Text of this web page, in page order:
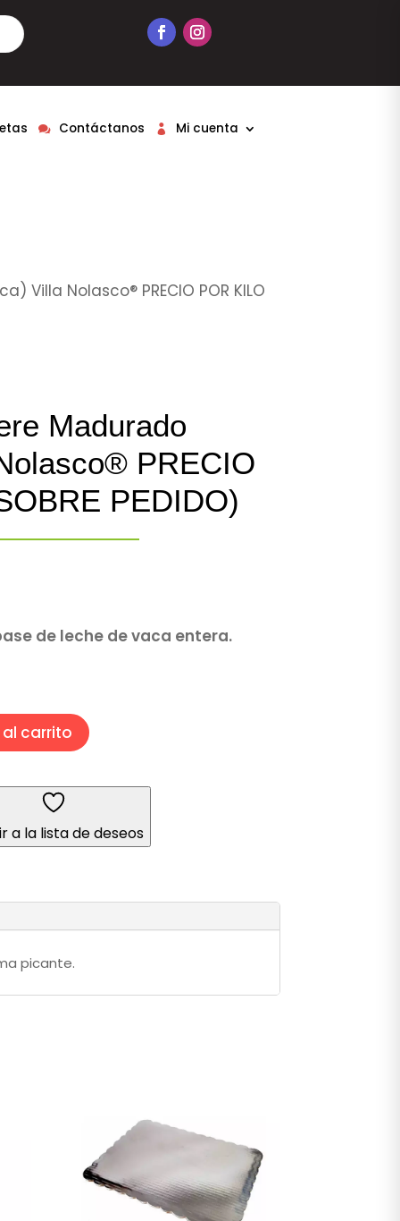
Contáctanos Mi cuenta
Villa Nolasco® PRECIO POR KILO
Madurado
PRECIO
PEDIDO)
de leche de vaca entera.
carrito
a la lista de deseos
picante.